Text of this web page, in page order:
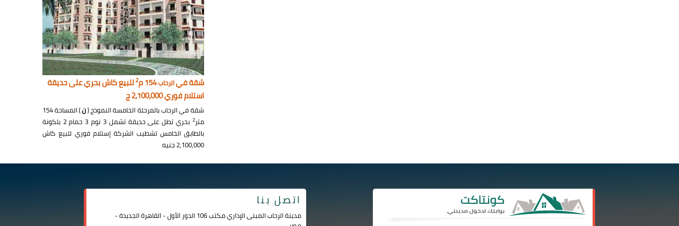
شقة فيالرحاب154 م 2للبيع كاش بحري على حديقة
استلام فوري 2,100,000 ج
شقة في الرحاب بالمرحلة الخامسة النموذج (ن
) المساحة 154
متر2
بحري تطل على حديقة تشمل 3 نوم 3 حمام 2 بلكونة
بالطابق الخامس تشطيب الشركة إستلام فوري للبيع كاش
2,100,000 جنيه
اتصل بنا
مدينة الرحاب المبنى الإداري مكتب 106 الدور الأول - القاهرة الجديدة -